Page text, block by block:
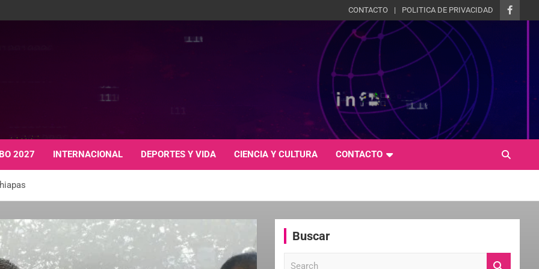
CONTACTO POLITICA DE PRIVACIDAD
2027 INTERNACIONAL DEPORTES Y VIDA CIENCIA Y CULTURA CONTACTO
Buscar